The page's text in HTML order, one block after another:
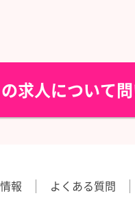
求人について
報 よくある質問